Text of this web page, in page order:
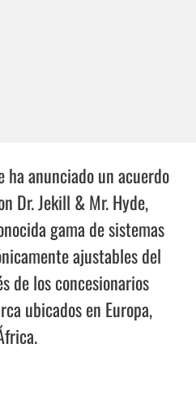
anunciado un acuerdo
Dr. Jekill & Mr. Hyde,
gama de sistemas
ajustables del
de los concesionarios
ubicados en Europa,